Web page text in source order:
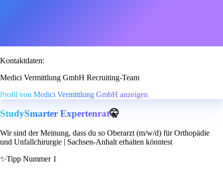
Kontaktdaten:
Medici Vermittlung GmbH Recruiting-Team
Profil von Medici Vermittlung GmbH anzeigen
StudySmarter Expertenrat🤫
Wir sind der Meinung, dass du so Oberarzt (m/w/d) für Orthopädie
und Unfallchirurgie | Sachsen-Anhalt erhalten könntest
✨Tipp Nummer 1